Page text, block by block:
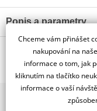
Popis a parametry
Jsme autorizovaný
dealer značky PUIG
WINDSHIELD CITY
Tabulka velikostí
O výrobci
PUIG byl založen v
Granollers poblíž
2x
Chceme vám přinášet
nakupování na
informace o tom, jak
kliknutím na tlačítko
informace o vaší